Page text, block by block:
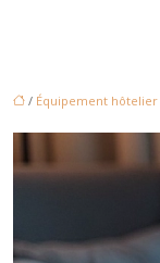
/ Équipement hôtelier